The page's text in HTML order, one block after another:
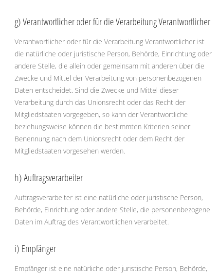
g) Verantwortlicher oder für die Verarbeitung Verantwortlicher
Verantwortlicher oder für die Verarbeitung Verantwortlicher ist
die natürliche oder juristische Person, Behörde, Einrichtung oder
andere Stelle, die allein oder gemeinsam mit anderen über die
Zwecke und Mittel der Verarbeitung von personenbezogenen
Daten entscheidet. Sind die Zwecke und Mittel dieser
Verarbeitung durch das Unionsrecht oder das Recht der
Mitgliedstaaten vorgegeben, so kann der Verantwortliche
beziehungsweise können die bestimmten Kriterien seiner
Benennung nach dem Unionsrecht oder dem Recht der
Mitgliedstaaten vorgesehen werden.
h) Auftragsverarbeiter
Auftragsverarbeiter ist eine natürliche oder juristische Person,
Behörde, Einrichtung oder andere Stelle, die personenbezogene
Daten im Auftrag des Verantwortlichen verarbeitet.
i) Empfänger
Empfänger ist eine natürliche oder juristische Person, Behörde,